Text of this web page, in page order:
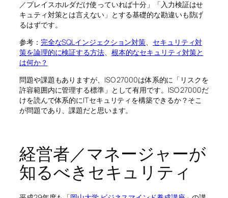
／プレイスホルダだけ使っていれば十分」「入力検証はせ
キュティ対策とは言えない」とする基礎的な勘違いも防げ
るはずです。
参考： 完全なSQLインジェクション対策、 セキュリティ対
策を論理的に検証する方法、 根本的なセキュリティ対策と
は何か？
問題や課題もありますが、ISO 27000は体系的に「リスクを
許容範囲内に管理する標準」として有用です。ISO 27000だ
けを読んで体系的にITセキュリティを構築できるか？そこ
が問題であり、課題だと思います。
経営者／マネージャーが
知るべきセキュリティ